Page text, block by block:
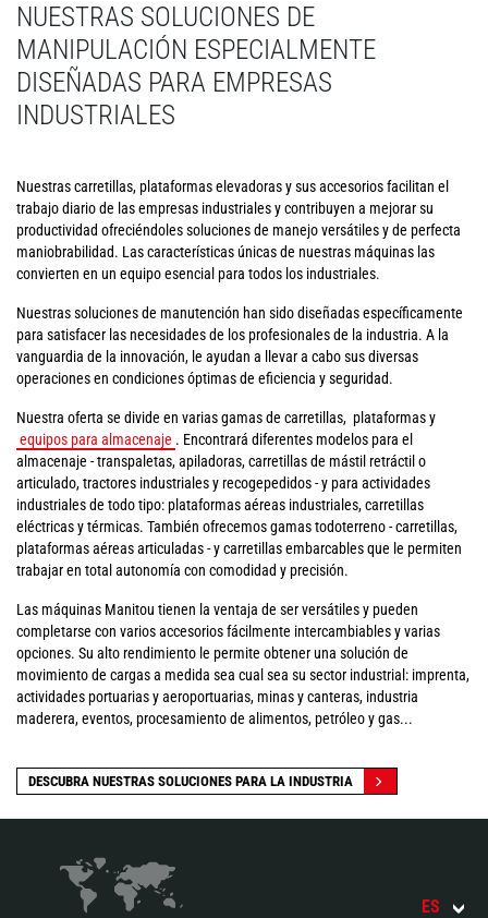
NUESTRAS SOLUCIONES DE
MANIPULACIÓN ESPECIALMENTE
DISEÑADAS PARA EMPRESAS
INDUSTRIALES
Nuestras carretillas, plataformas elevadoras y sus accesorios facilitan el
trabajo diario de las empresas industriales y contribuyen a mejorar su
productividad ofreciéndoles soluciones de manejo versátiles y de perfecta
maniobrabilidad. Las características únicas de nuestras máquinas las
convierten en un equipo esencial para todos los industriales.
Nuestras soluciones de manutención han sido diseñadas específicamente
para satisfacer las necesidades de los profesionales de la industria. A la
vanguardia de la innovación, le ayudan a llevar a cabo sus diversas
operaciones en condiciones óptimas de eficiencia y seguridad.
Nuestra oferta se divide en varias gamas de carretillas, plataformas y
equipos para almacenaje . Encontrará diferentes modelos para el
almacenaje - transpaletas, apiladoras, carretillas de mástil retráctil o
articulado, tractores industriales y recogepedidos - y para actividades
industriales de todo tipo: plataformas aéreas industriales, carretillas
eléctricas y térmicas. También ofrecemos gamas todoterreno - carretillas,
plataformas aéreas articuladas - y carretillas embarcables que le permiten
trabajar en total autonomía con comodidad y precisión.
Las máquinas Manitou tienen la ventaja de ser versátiles y pueden
completarse con varios accesorios fácilmente intercambiables y varias
opciones. Su alto rendimiento le permite obtener una solución de
movimiento de cargas a medida sea cual sea su sector industrial: imprenta,
actividades portuarias y aeroportuarias, minas y canteras, industria
maderera, eventos, procesamiento de alimentos, petróleo y gas...
DESCUBRA NUESTRAS SOLUCIONES PARA LA INDUSTRIA
ES